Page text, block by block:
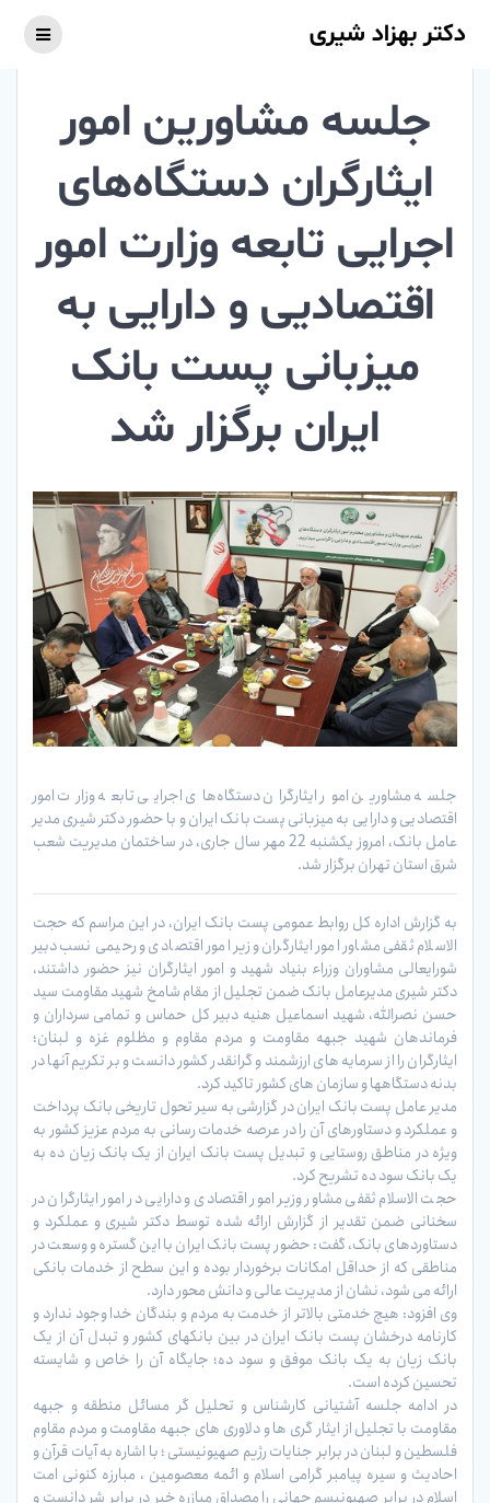
دکتر بهزاد شیری
جلسه مشاورین امور
ایثارگران دستگاه‌های
اجرایی تابعه وزارت امور
اقتصادیی و دارایی به
میزبانی پست بانک
ایران برگزار شد
جلسه مشاورین امور ایثارگران دستگاه‌های اجرایی تابعه وزارت امور
اقتصادیی و دارایی به میزبانی پست بانک ایران و با حضور دکتر شیری مدیر
عامل بانک، امروز یکشنبه 22 مهر سال جاری، در ساختمان مدیریت شعب
شرق استان تهران برگزار شد.
به گزارش اداره کل روابط عمومی پست بانک ایران، در این مراسم که حجت
الاسلام ثقفی مشاور امور ایثارگران وزیر امور اقتصادی و رحیمی نسب دبیر
شورایعالی مشاوران وزراء بنیاد شهید و امور ایثارگران نیز حضور داشتند،
دکتر شیری مدیرعامل بانک ضمن تجلیل از مقام شامخ شهید مقاومت سید
حسن نصرالله، شهید اسماعیل هنیه دبیر کل حماس و تمامی سرداران و
فرماندهان شهید جبهه مقاومت و مردم مقاوم و مظلوم غزه و لبنان؛
ایثارگران را از سرمایه های ارزشمند و گرانقدر کشور دانست و بر تکریم آنها در
بدنه دستگاهها و سازمان های کشور تاکید کرد.
مدیر عامل پست بانک ایران در گزارشی به سیر تحول تاریخی بانک پرداخت
و عملکرد و دستاورهای آن را در عرصه خدمات رسانی به مردم عزیز کشور به
ویژه در مناطق روستایی و تبدیل پست بانک ایران از یک بانک زیان ده به
یک بانک سود ده تشریح کرد.
حجت الاسلام ثقفی مشاور وزیر امور اقتصادی و دارایی در امور ایثارگران در
سخنانی ضمن تقدیر از گزارش ارائه شده توسط دکتر شیری و عملکرد و
دستاوردهای بانک، گفت: حضور پست بانک ایران با این گستره و وسعت در
مناطقی که از حداقل امکانات برخوردار بوده و این سطح از خدمات بانکی
ارائه می شود، نشان از مدیریت عالی و دانش محور دارد.
وی افزود: هیچ خدمتی بالاتر از خدمت به مردم و بندگان خدا وجود ندارد و
کارنامه درخشان پست بانک ایران در بین بانکهای کشور و تبدل آن از یک
بانک زیان به یک بانک موفق و سود ده؛ جایگاه آن را خاص و شایسته
تحسین کرده است.
در ادامه جلسه آشتیانی کارشناس و تحلیل گر مسائل منطقه و جبهه
مقاومت با تجلیل از ایثار گری ها و دلاوری های جبهه مقاومت و مردم مقاوم
فلسطین و لبنان در برابر جنایات رژیم صهیونیستی ؛ با اشاره به آیات قرآن و
احادیث و سیره پیامبر گرامی اسلام و ائمه معصومین ، مبارزه کنونی امت
اسلام در برابر صهیونیسم جهانی را مصداق مبازره خیر در برابر شر دانست و